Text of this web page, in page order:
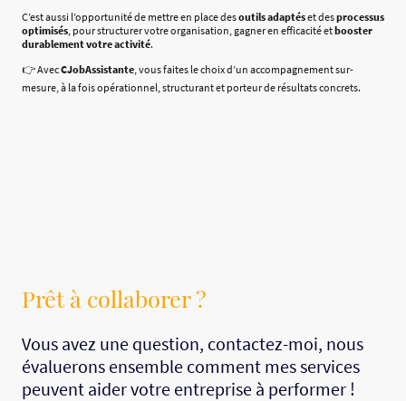
C’est aussi l’opportunité de mettre en place desoutils adaptéset desprocessus
optimisés , pour structurer votre organisation, gagner en efficacité etbooster
durablement votre activité.
👉 AvecCJobAssistante , vous faites le choix d’un accompagnement sur-
mesure, à la fois opérationnel, structurant et porteur de résultats concrets.
Prêt à collaborer ?
Vous avez une question, contactez-moi, nous
évaluerons ensemble comment mes services
peuvent aider votre entreprise à performer !